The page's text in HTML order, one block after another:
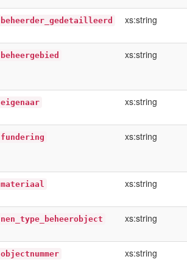
beheerder_gedetailleerd xs:string
beheergebied xs:string
eigenaar xs:string
fundering xs:string
materiaal xs:string
nen_type_beheerobject xs:string
objectnummer xs:string